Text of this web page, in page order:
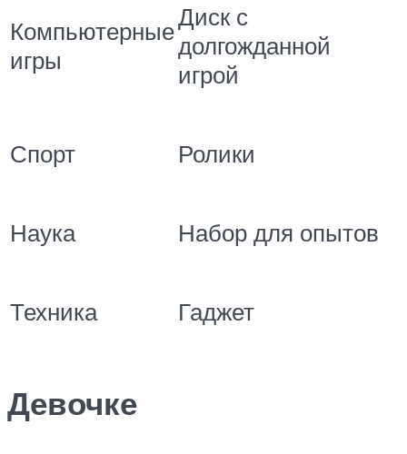
Компьютерные
игры
Диск с
долгожданной
игрой
Спорт Ролики
Наука Набор для опытов
Техника Гаджет
Девочке